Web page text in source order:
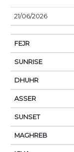
21/06/2026